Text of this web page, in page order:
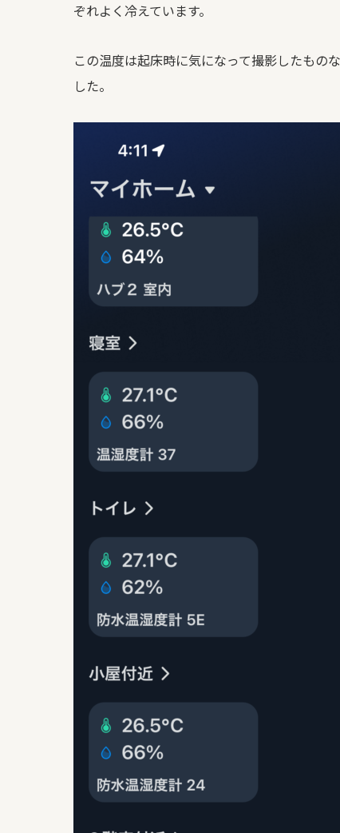
ぞれよく冷えています。
この温度は起床時に気になって撮影したもの
した。